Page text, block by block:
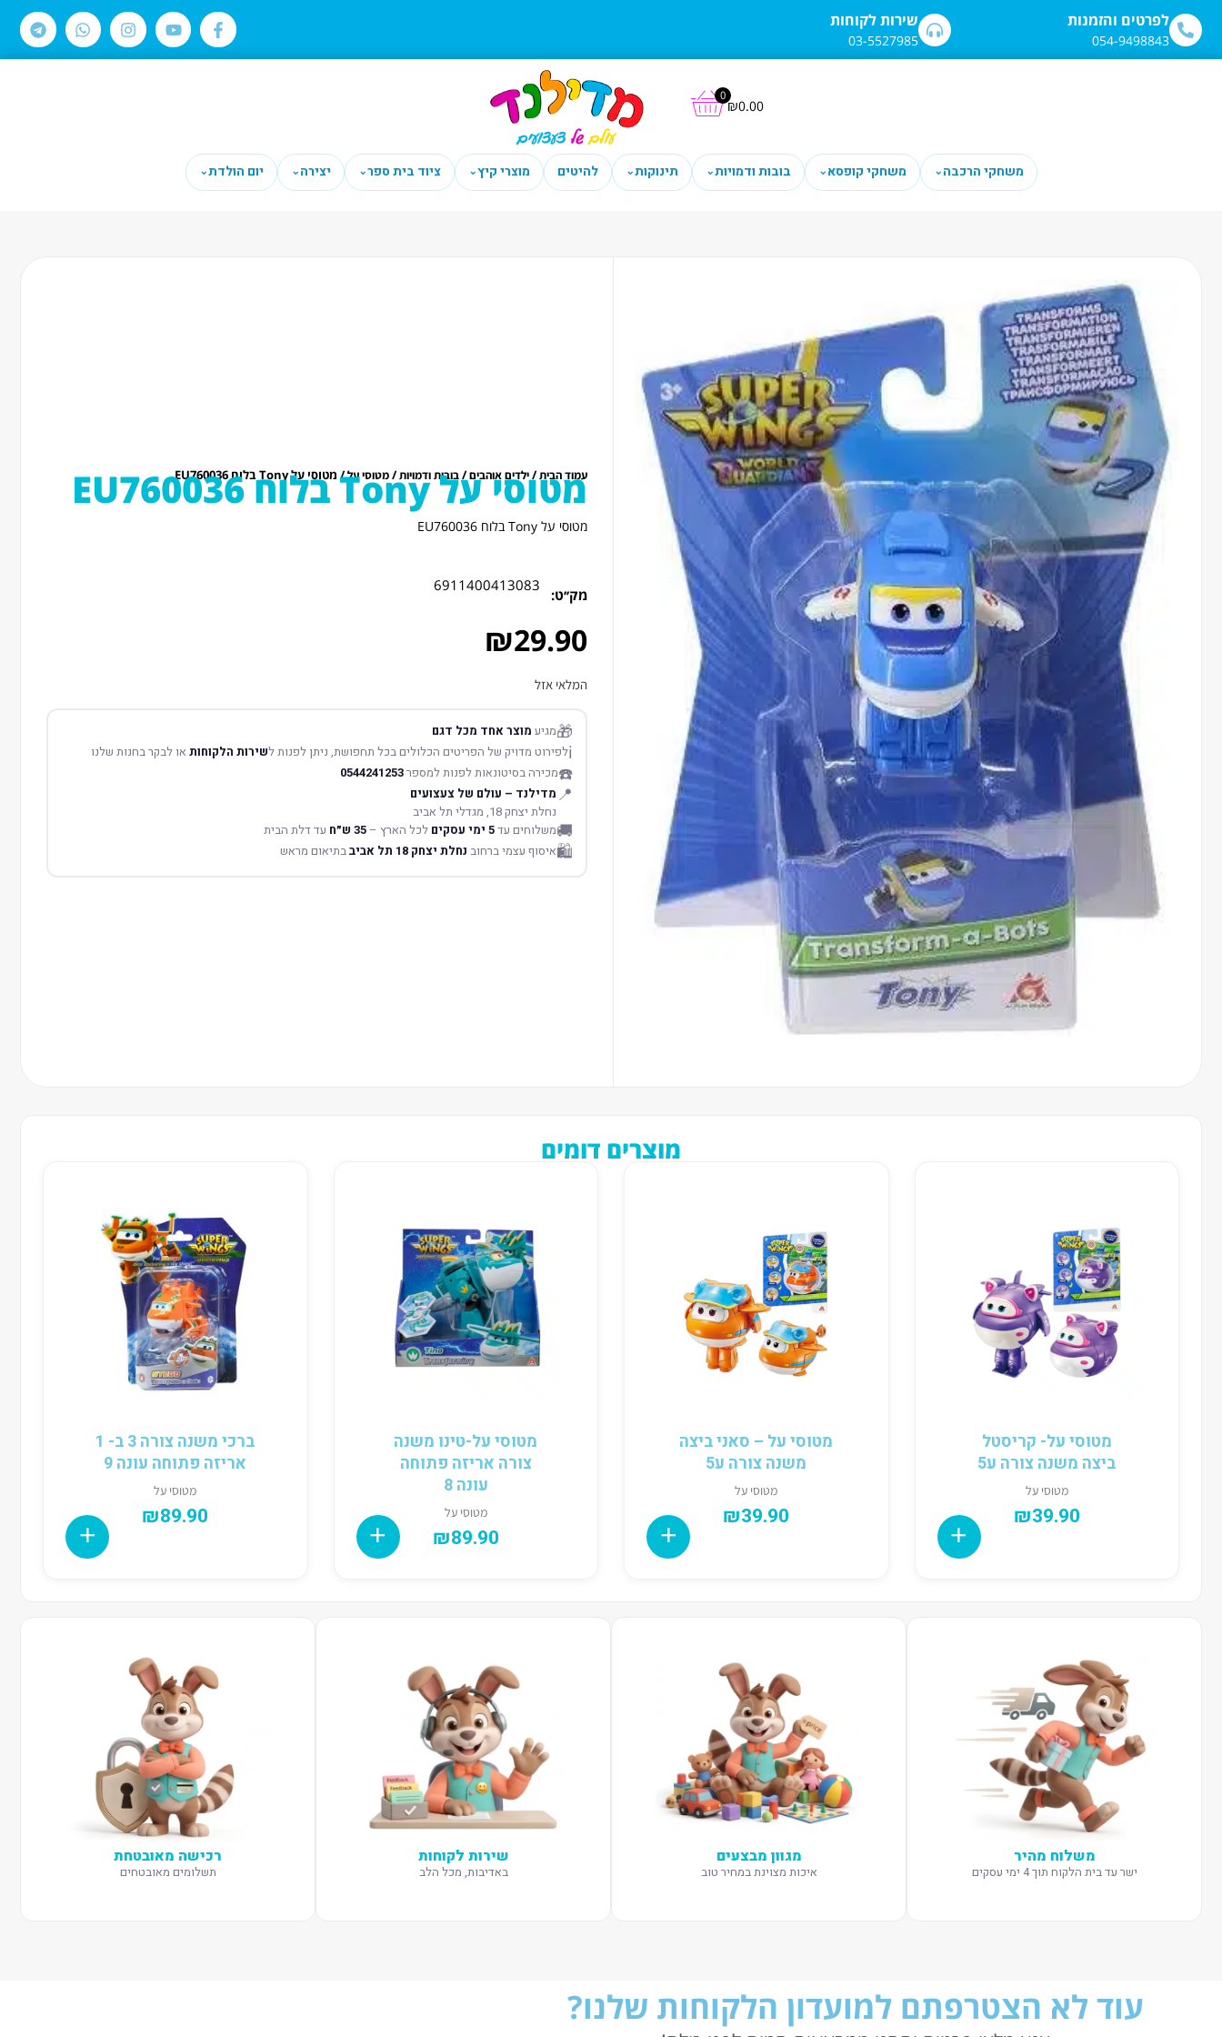
לתוכן שירות לקוחות
03-5527985
לפרטים והזמנות
054-9498843
₪0.00
0
משחקי הרכבה⌄ משחקי קופסא⌄ בובות ודמויות⌄ תינוקות⌄ להיטים מוצרי קיץ⌄ ציוד בית ספר⌄ יצירה⌄ יום הולדת⌄
עמוד הבית/ילדים אוהבים/בובות ודמויות/מטוסי על/ מטוסי על Tony בלוח EU760036 מטוסי על Tony בלוח EU760036
מטוסי על Tony בלוח EU760036
מק׳׳ט:
6911400413083
₪29.90
המלאי אזל
🎁מגיע מוצר אחד מכל דגם
ℹ️לפירוט מדויק של הפריטים הכלולים בכל תחפושת, ניתן לפנות לשירות הלקוחותאו לבקר בחנות שלנו
☎️מכירה בסיטונאות לפנות למספר0544241253
📍 מדילנד – עולם של צעצועים
נחלת יצחק 18, מגדלי תל אביב
🚚משלוחים עד5 ימי עסקים לכל הארץ –35 ש״ח עד דלת הבית
🛍️איסוף עצמי ברחוב נחלת יצחק 18 תל אביב בתיאום מראש
מוצרים דומים
מטוסי על- קריסטל
ביצה משנה צורה ע5
מטוסי על
₪39.90
מטוסי על – סאני ביצה
משנה צורה ע5
מטוסי על
₪39.90
מטוסי על-טינו משנה
צורה אריזה פתוחה
עונה 8
מטוסי על
₪89.90
ברכי משנה צורה 3 ב- 1
אריזה פתוחה עונה 9
מטוסי על
₪89.90
משלוח מהיר
ישר עד בית הלקוח תוך 4 ימי עסקים
מגוון מבצעים
איכות מצוינת במחיר טוב
שירות לקוחות
באדיבות, מכל הלב
רכישה מאובטחת
תשלומים מאובטחים
עוד לא הצטרפתם למועדון הלקוחות שלנו?